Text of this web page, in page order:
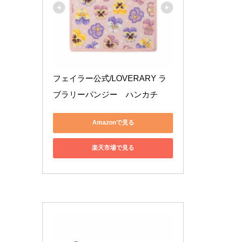
フェイラー公式/LOVERARY ラ
ブラリーパンジー　ハンカチ
Amazonで見る
楽天市場で見る